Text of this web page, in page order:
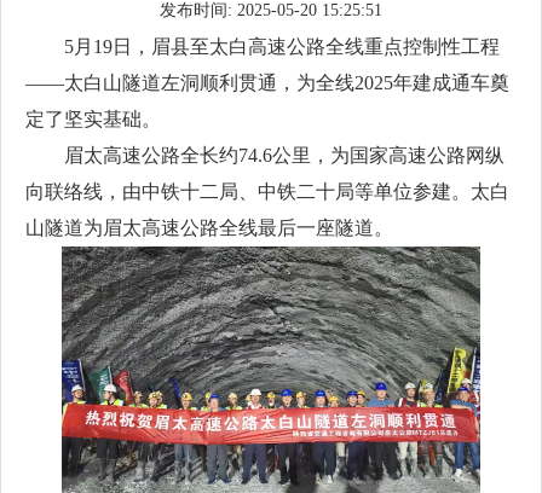
发布时间: 2025-05-20 15:25:51
5月19日，眉县至太白高速公路全线重点控制性工程
——太白山隧道左洞顺利贯通，为全线2025年建成通车奠
定了坚实基础。
眉太高速公路全长约74.6公里，为国家高速公路网纵
向联络线，由中铁十二局、中铁二十局等单位参建。太白
山隧道为眉太高速公路全线最后一座隧道。